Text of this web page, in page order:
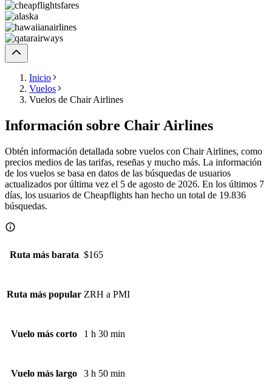
Inicio
Vuelos
Vuelos de Chair Airlines
Información sobre Chair Airlines
Obtén información detallada sobre vuelos con Chair Airlines, como
precios medios de las tarifas, reseñas y mucho más. La información
de los vuelos se basa en datos de las búsquedas de usuarios
actualizados por última vez el 5 de agosto de 2026. En los últimos 7
días, los usuarios de Cheapflights han hecho un total de 19.836
búsquedas.
Ruta más barata $165
Ruta más popular ZRH a PMI
Vuelo más corto 1 h 30 min
Vuelo más largo 3 h 50 min